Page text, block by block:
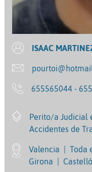
ISAAC
655565044 -
Perito/a Judicial
Accidentes de
Valencia Toda
Girona